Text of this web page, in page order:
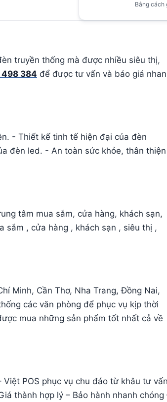
Bằng cách
truyền thống mà được nhiều siêu thị,
384 để được tư vấn và báo giá
- Thiết kế tinh tế hiện đại của đèn
đèn led. - An toàn sức khỏe, thân thiện
tâm mua sắm, cửa hàng, khách sạn,
sắm , cửa hàng , khách sạn , siêu thị ,
Minh, Cần Thơ, Nha Trang, Đồng Nai,
các văn phòng để phục vụ kịp thời
mua những sản phẩm tốt nhất cả về
POS phục vụ chu đáo từ khâu tư vấn
thành hợp lý – Bảo hành nhanh chóng